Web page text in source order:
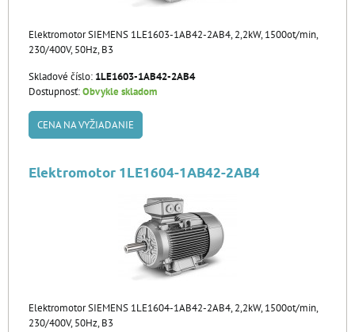
Elektromotor SIEMENS 1LE1603-1AB42-2AB4, 2,2kW, 1500ot/min,
230/400V, 50Hz, B3
Skladové číslo: 1LE1603-1AB42-2AB4
Dostupnosť:Obvykle skladom
CENA NA VYŽIADANIE
Elektromotor 1LE1604-1AB42-2AB4
Elektromotor SIEMENS 1LE1604-1AB42-2AB4, 2,2kW, 1500ot/min,
230/400V, 50Hz, B3